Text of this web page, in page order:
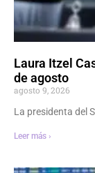
Laura Itzel
de agosto
agosto 9, 2026
La presidenta del
Leer más ›